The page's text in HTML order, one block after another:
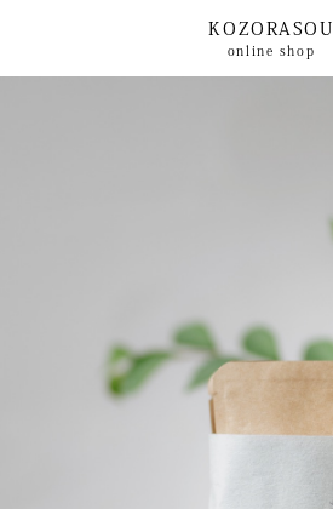
KOZORASOU
online shop
文具